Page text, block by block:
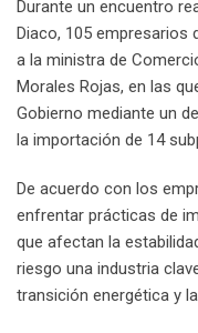
Durante un encuentro
Diaco, 105 empresarios
a la ministra de
Morales Rojas, en las
Gobierno mediante un
la importación de 14
De acuerdo con los
enfrentar prácticas de
que afectan la
riesgo una industria
transición energética y